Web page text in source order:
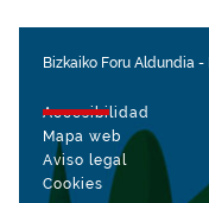
Bizkaiko Foru Aldundia -
Accesibilidad
Mapa web
Aviso legal
Cookies